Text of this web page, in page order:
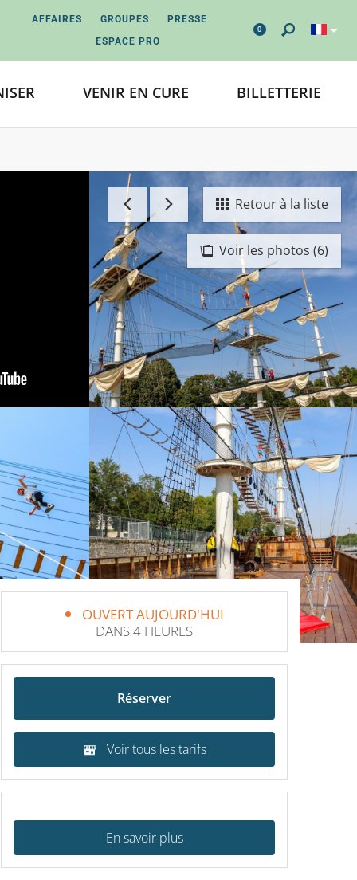
AFFAIRES GROUPES
PRESSE
ESPACE PRO
0
VENIR EN CURE BILLETTERIE
Voir les photos (6)
Retour à la liste
OUVERT AUJOURD'HUI
DANS 4 HEURES
Réserver
Voir tous les tarifs
En savoir plus